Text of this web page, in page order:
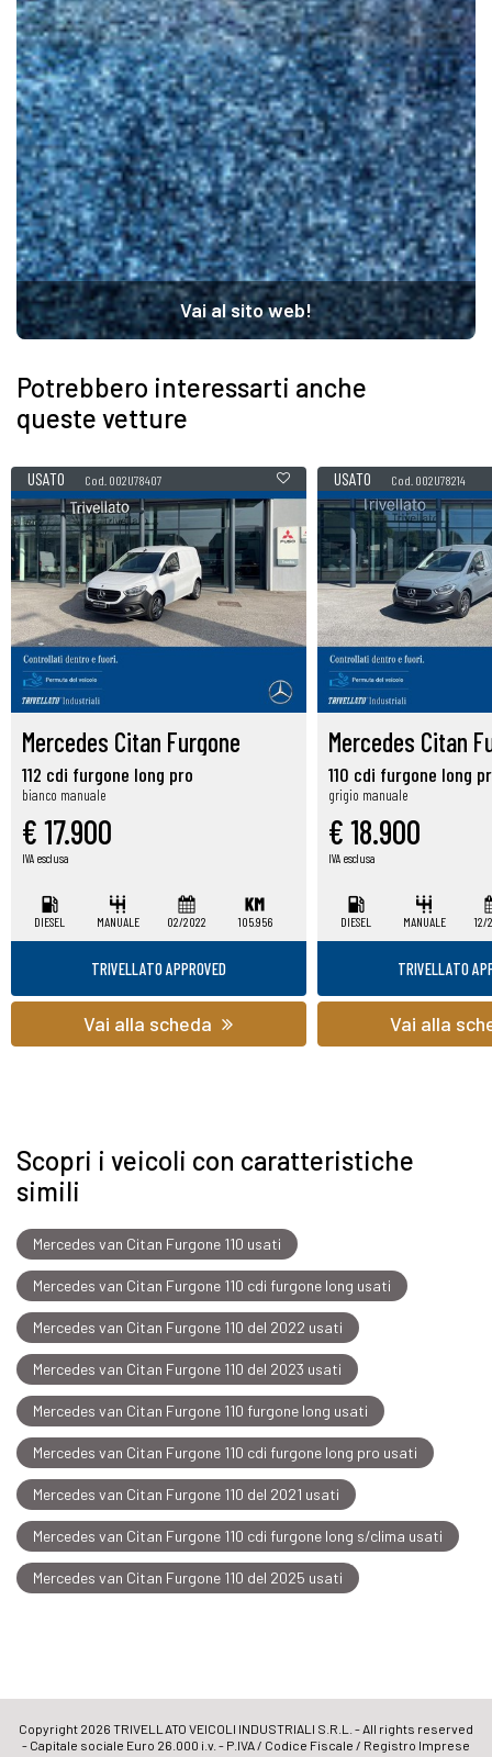
Vai al sito web!
Potrebbero interessarti anche
queste vetture
USATO Cod. 002U78407
Mercedes Citan Furgone
112 cdi furgone long pro
bianco manuale
€ 17.900
IVA esclusa
DIESEL MANUALE 02/2022 105.956
TRIVELLATO APPROVED
Vai alla scheda
USATO Cod. 002U78214
Mercedes Citan
110 cdi furgone long
grigio manuale
€ 18.900
IVA esclusa
DIESEL MANUALE 12/
TRIVELLATO
Vai alla
Scopri i veicoli con caratteristiche
simili
Mercedes van Citan Furgone 110 usati
Mercedes van Citan Furgone 110 cdi furgone long usati
Mercedes van Citan Furgone 110 del 2022 usati
Mercedes van Citan Furgone 110 del 2023 usati
Mercedes van Citan Furgone 110 furgone long usati
Mercedes van Citan Furgone 110 cdi furgone long pro usati
Mercedes van Citan Furgone 110 del 2021 usati
Mercedes van Citan Furgone 110 cdi furgone long s/clima usati
Mercedes van Citan Furgone 110 del 2025 usati
Copyright 2026 TRIVELLATO VEICOLI INDUSTRIALI S.R.L. - All rights reserved
- Capitale sociale Euro 26.000 i.v. - P.IVA / Codice Fiscale / Registro Imprese